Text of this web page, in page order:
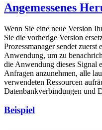
Angemessenes
Wenn Sie eine neue Version
Sie die vorherige Version
Prozessmanager sendet
Anwendung, um zu
die Anwendung dieses Signal
Anfragen anzunehmen, alle
verwendeten Ressourcen
Datenbankverbindungen und
Beispiel